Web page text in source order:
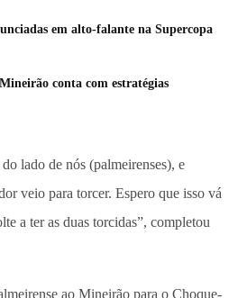
em alto-falante na Supercopa
conta com estratégias
lado de nós (palmeirenses), e
veio para torcer. Espero que isso vá
a ter as duas torcidas”, completou
ao Mineirão para o Choque-